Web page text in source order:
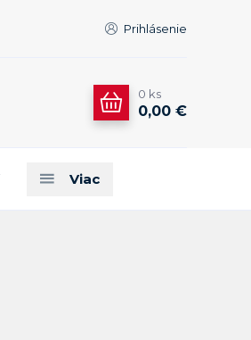
Prihlásenie
0 ks
0,00 €
Viac